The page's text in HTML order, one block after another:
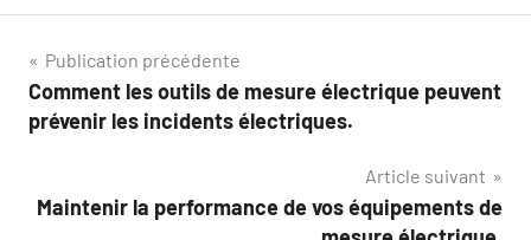
Navigation
de
Publication précédente
Comment les outils de mesure électrique peuvent
prévenir les incidents électriques.
Article suivant
Maintenir la performance de vos équipements de